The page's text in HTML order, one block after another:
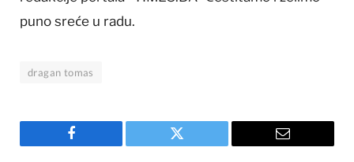
puno sreće u radu.
dragan tomas
Facebook Twitter Email